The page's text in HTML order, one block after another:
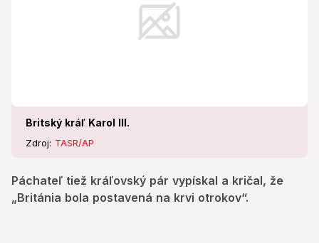
Britský kráľ Karol III.
Zdroj: TASR/AP
Páchateľ tiež kráľovský pár vypískal a kričal, že
„Británia bola postavená na krvi otrokov“.